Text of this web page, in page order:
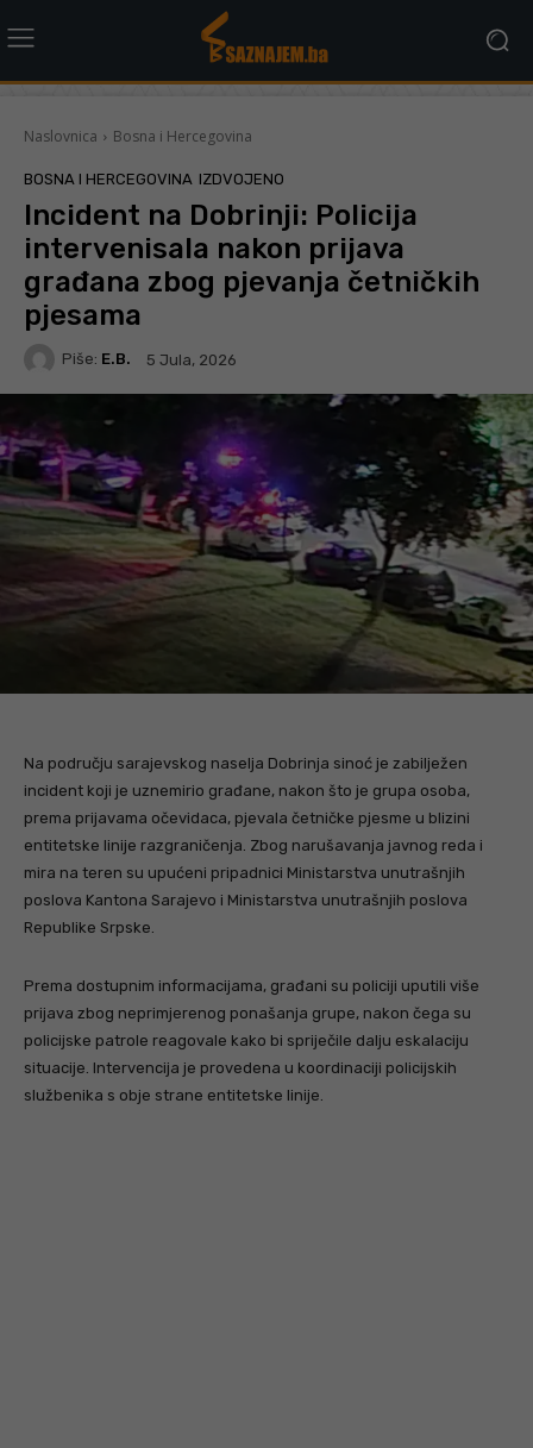
Naslovnica Bosna i Hercegovina
BOSNA I HERCEGOVINA IZDVOJENO
Incident na Dobrinji: Policija
intervenisala nakon prijava
građana zbog pjevanja četničkih
pjesama
Piše: E.B. 5 Jula, 2026
Na području sarajevskog naselja Dobrinja sinoć je zabilježen
incident koji je uznemirio građane, nakon što je grupa osoba,
prema prijavama očevidaca, pjevala četničke pjesme u blizini
entitetske linije razgraničenja. Zbog narušavanja javnog reda i
mira na teren su upućeni pripadnici Ministarstva unutrašnjih
poslova Kantona Sarajevo i Ministarstva unutrašnjih poslova
Republike Srpske.
Prema dostupnim informacijama, građani su policiji uputili više
prijava zbog neprimjerenog ponašanja grupe, nakon čega su
policijske patrole reagovale kako bi spriječile dalju eskalaciju
situacije. Intervencija je provedena u koordinaciji policijskih
službenika s obje strane entitetske linije.